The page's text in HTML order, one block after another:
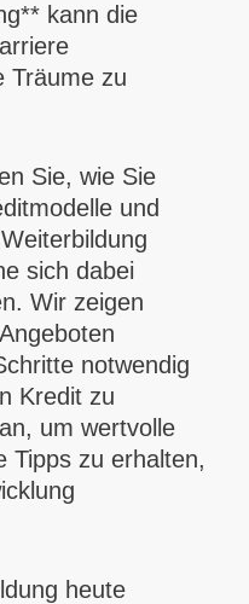
kann die
Träume zu
Sie, wie Sie
und
sich dabei
Wir zeigen
notwendig
Kredit zu
um wertvolle
Tipps zu erhalten,
heute